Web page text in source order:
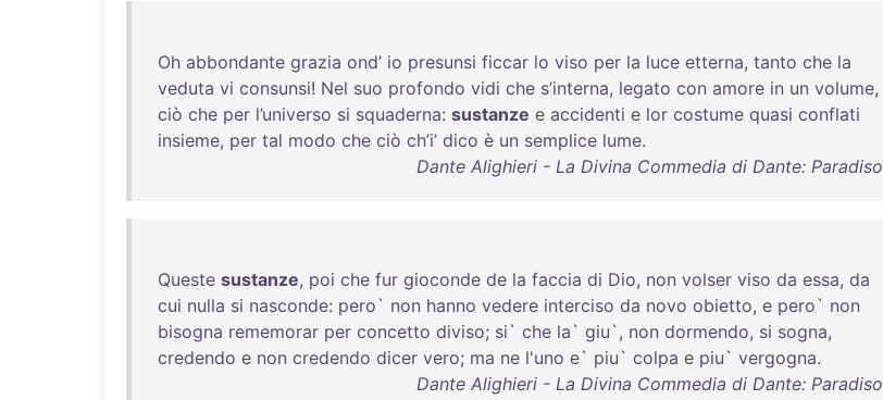
Oh abbondante grazia ond’ io presunsi ficcar lo viso per la luce etterna, tanto che la
veduta vi consunsi! Nel suo profondo vidi che s’interna, legato con amore in un volume,
ciò che per l’universo si squaderna: sustanze e accidenti e lor costume quasi conflati
insieme, per tal modo che ciò ch’i’ dico è un semplice lume.
Dante Alighieri - La Divina Commedia di Dante: Paradiso
Queste sustanze, poi che fur gioconde de la faccia di Dio, non volser viso da essa, da
cui nulla si nasconde: pero` non hanno vedere interciso da novo obietto, e pero` non
bisogna rememorar per concetto diviso; si` che la` giu`, non dormendo, si sogna,
credendo e non credendo dicer vero; ma ne l'uno e` piu` colpa e piu` vergogna.
Dante Alighieri - La Divina Commedia di Dante: Paradiso